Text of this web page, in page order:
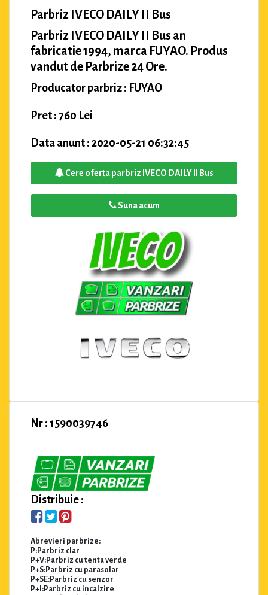
Parbriz IVECO DAILY II Bus
Parbriz IVECO DAILY II Bus an
fabricatie 1994, marca FUYAO. Produs
vandut de Parbrize 24 Ore.
Producator parbriz : FUYAO
Pret : 760 Lei
Data anunt : 2020-05-21 06:32:45
Cere oferta parbriz IVECO DAILY II Bus
Suna acum
Nr : 1590039746
Distribuie :
Abrevieri parbrize:
P:Parbriz clar
P+V:Parbriz cu tenta verde
P+S:Parbriz cu parasolar
P+SE:Parbriz cu senzor
P+I:Parbriz cu incalzire